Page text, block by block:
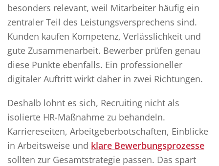
besonders relevant, weil Mitarbeiter häufig ein
zentraler Teil des Leistungsversprechens sind.
Kunden kaufen Kompetenz, Verlässlichkeit und
gute Zusammenarbeit. Bewerber prüfen genau
diese Punkte ebenfalls. Ein professioneller
digitaler Auftritt wirkt daher in zwei Richtungen.
Deshalb lohnt es sich, Recruiting nicht als
isolierte HR-Maßnahme zu behandeln.
Karriereseiten, Arbeitgeberbotschaften, Einblicke
in Arbeitsweise und klare Bewerbungsprozesse
sollten zur Gesamtstrategie passen. Das spart